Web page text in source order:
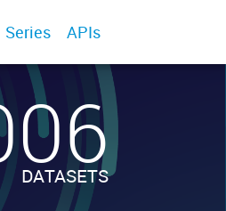
Series APIs
DATASETS